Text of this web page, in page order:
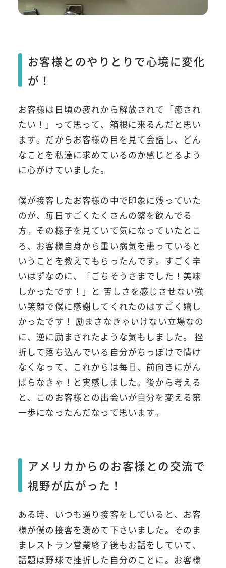
お客様とのやりとりで心境に変化
が！
お客様は日頃の疲れから解放されて「癒され
たい！」って思って、箱根に来るんだと思い
ます。だからお客様の目を見て会話し、どん
なことを私達に求めているのか感じとるよう
に心がけていました。
僕が接客したお客様の中で印象に残っていた
のが、毎日すごくたくさんの薬を飲んでる
方。その様子を見ていて気になっていたとこ
ろ、お客様自身から重い病気を患っていると
いうことを教えてもらったんです。すごく辛
いはずなのに、「ごちそうさまでした！美味
しかったです！」と 苦しさを感じさせない強
い笑顔で僕に感謝してくれたのはすごく嬉し
かったです！ 励まさなきゃいけない立場なの
に、逆に励まされたような気もしました。 挫
折して落ち込んでいる自分がちっぽけで情け
なくなって、これからは毎日、前向きにがん
ばらなきゃ！と実感しました。後から考える
と、このお客様との出会いが自分を変える第
一歩になったんだなって思います。
アメリカからのお客様との交流で
視野が広がった！
ある時、いつも通り接客をしていると、お客
様が僕の接客を褒めて下さいました。そのま
まレストラン営業終了後もお話をしていて、
話題は野球で挫折した自分のことに。お客様